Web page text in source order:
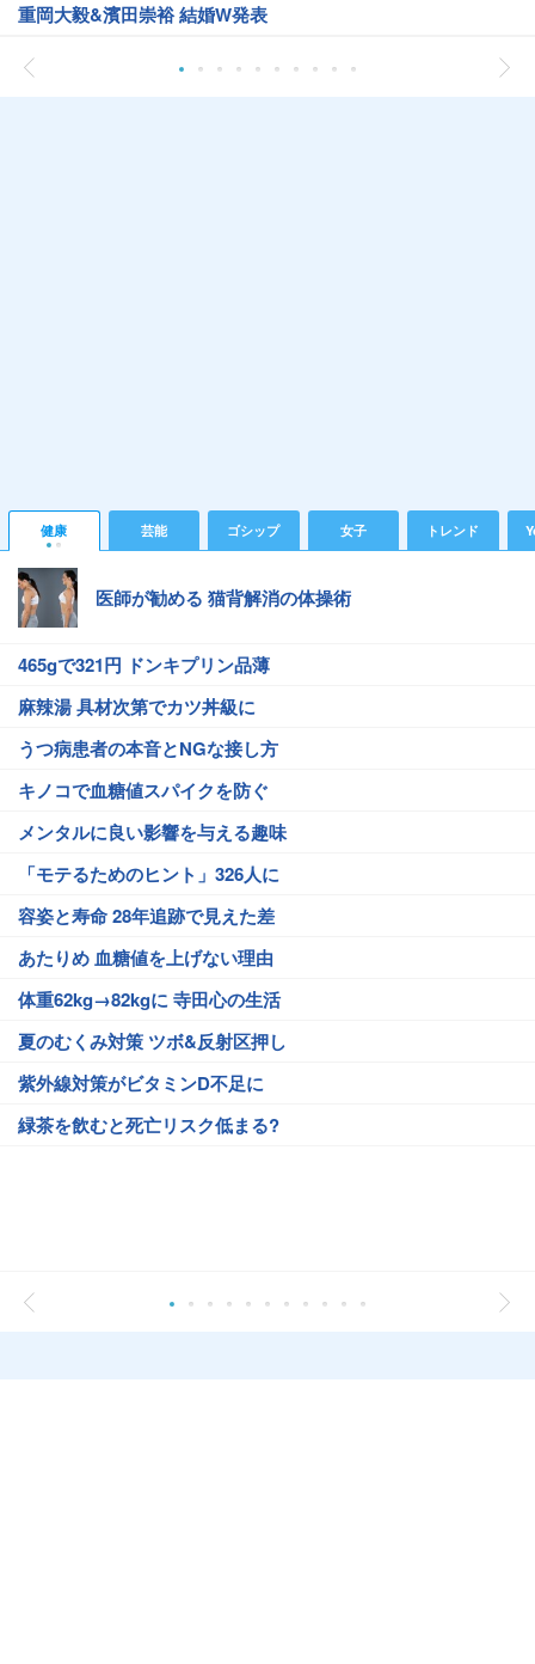
重岡大毅&濱田崇裕 結婚W発表
健康 芸能 ゴシップ 女子 トレンド
医師が勧める 猫背解消の体操術
465gで321円 ドンキプリン品薄
麻辣湯 具材次第でカツ丼級に
うつ病患者の本音とNGな接し方
キノコで血糖値スパイクを防ぐ
メンタルに良い影響を与える趣味
「モテるためのヒント」326人に
容姿と寿命 28年追跡で見えた差
あたりめ 血糖値を上げない理由
体重62kg→82kgに 寺田心の生活
夏のむくみ対策 ツボ&反射区押し
紫外線対策がビタミンD不足に
緑茶を飲むと死亡リスク低まる?